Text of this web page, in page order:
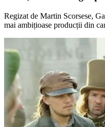
Regizat de Martin Scorsese,
mai ambițioase producții din